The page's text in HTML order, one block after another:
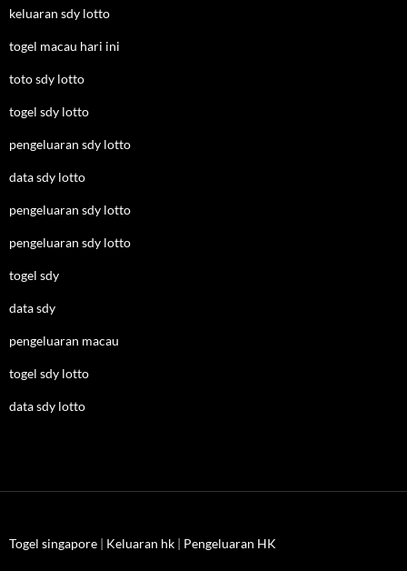
keluaran sdy lotto
togel macau hari ini
toto sdy lotto
togel sdy lotto
pengeluaran sdy lotto
data sdy lotto
pengeluaran sdy lotto
pengeluaran sdy lotto
togel sdy
data sdy
pengeluaran macau
togel sdy lotto
data sdy lotto
Togel singapore | Keluaran hk | Pengeluaran HK